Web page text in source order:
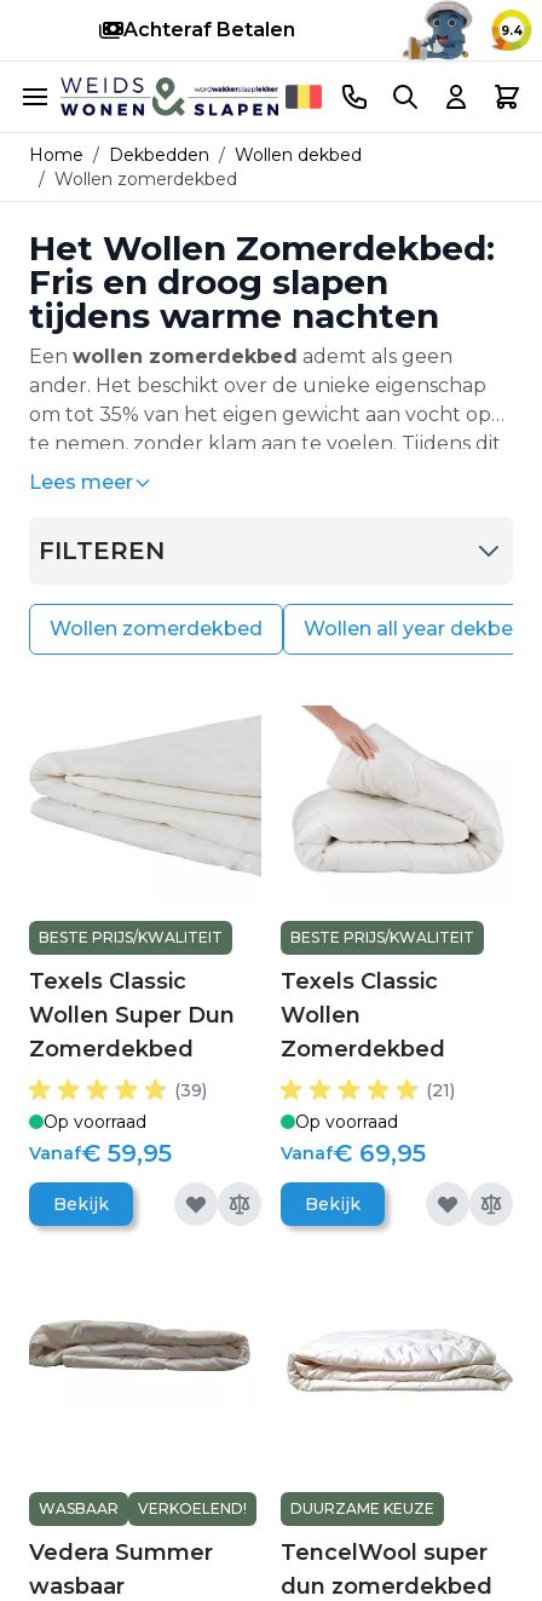
Achteraf Betalen 9.4
Ga naar de inhoud
Telefoonnummer
Search Cart
Home / Dekbedden / Wollen dekbed
/ Wollen zomerdekbed
Het Wollen Zomerdekbed:
Fris en droog slapen
tijdens warme nachten
Een wollen zomerdekbed ademt als geen
ander. Het beschikt over de unieke eigenschap
om tot 35% van het eigen gewicht aan vocht op
te nemen, zonder klam aan te voelen. Tijdens dit
proces reguleert de wol op natuurlijke wijze de
behouden blijft. Hierdoor geniet u onder een
temperatuur, zonder het ooit te warm of te koud
te hebben.
Lees meer
FILTEREN
Wollen zomerdekbed Wollen all year dekbed
BESTE PRIJS/KWALITEIT
Texels Classic
Wollen Super Dun
Zomerdekbed
(39)
Op voorraad
Vanaf€ 59,95
Bekijk
BESTE PRIJS/KWALITEIT
Texels Classic
Wollen
Zomerdekbed
(21)
Op voorraad
Vanaf€ 69,95
Bekijk
WASBAAR VERKOELEND!
Vedera Summer
wasbaar
DUURZAME KEUZE
TencelWool super
dun zomerdekbed